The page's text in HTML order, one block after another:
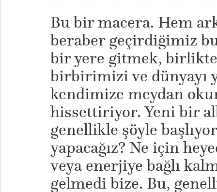
Bu bir macera. Hem
beraber geçirdiğimiz
bir yere gitmek,
birbirimizi ve dünyayı
kendimize meydan
hissettiriyor. Yeni bir
genellikle şöyle
yapacağız? Ne için
veya enerjiye bağlı
gelmedi bize. Bu,